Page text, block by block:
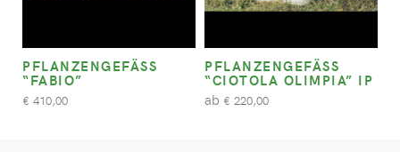
PFLANZENGEFÄSS “
FABIO”
€ 410,00
PFLANZENGEFÄSS “
CIOTOLA OLIMPIA” IP
ab € 220,00